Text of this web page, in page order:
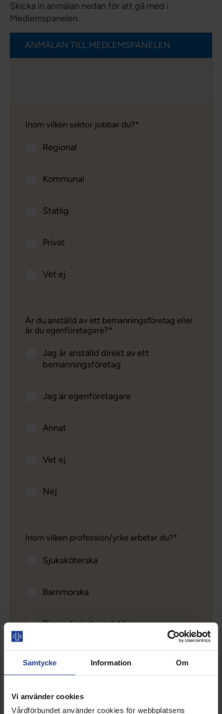
Samtycke Information Om
Vi använder cookies
Vårdförbundet använder cookies för webbplatsens
Skicka in anmälan nedan för att gå med i
Medlemspanelen.
ANMÄLAN TILL MEDLEMSPANELEN
Inom vilken sektor jobbar du?
Regional
Kommunal
Statlig
Privat
Vet ej
Är du anställd av ett bemanningsföretag eller
är du egenföretagare?
Jag är anställd direkt av ett
bemanningsföretag
Jag är egenföretagare
Annat
Vet ej
Nej
Inom vilken profession/yrke arbetar du?
Sjuksköterska
Barnmorska
Biomedicinsk analytiker